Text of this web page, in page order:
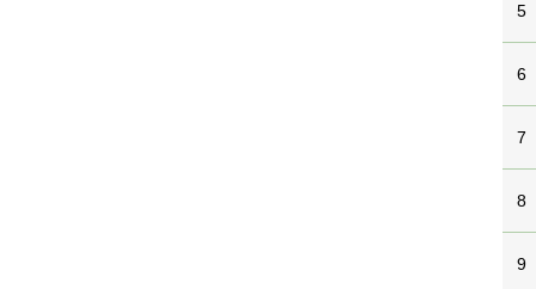
5
6
7
8
9